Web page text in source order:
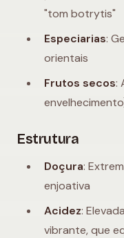
"tom botrytis"
Especiarias:
orientais
Frutos secos:
Estrutura
Doçura:
enjoativa
Acidez:
vibrante, que